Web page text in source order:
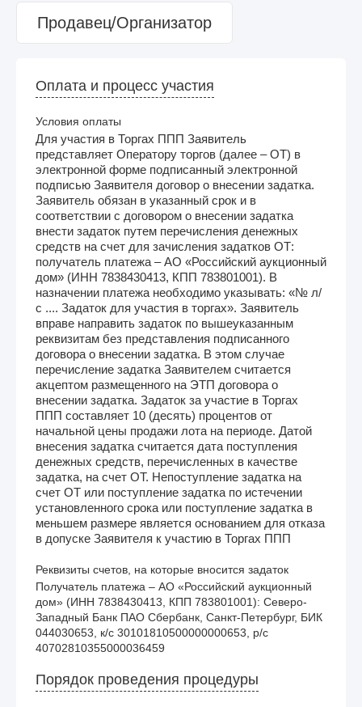
Продавец/Организатор
Оплата и процесс участия
Условия оплаты
Для участия в Торгах ППП Заявитель
представляет Оператору торгов (далее – ОТ) в
электронной форме подписанный электронной
подписью Заявителя договор о внесении задатка.
Заявитель обязан в указанный срок и в
соответствии с договором о внесении задатка
внести задаток путем перечисления денежных
средств на счет для зачисления задатков ОТ:
получатель платежа – АО «Российский аукционный
дом» (ИНН 7838430413, КПП 783801001). В
назначении платежа необходимо указывать: «№ л/
с .... Задаток для участия в торгах». Заявитель
вправе направить задаток по вышеуказанным
реквизитам без представления подписанного
договора о внесении задатка. В этом случае
перечисление задатка Заявителем считается
акцептом размещенного на ЭТП договора о
внесении задатка. Задаток за участие в Торгах
ППП составляет 10 (десять) процентов от
начальной цены продажи лота на периоде. Датой
внесения задатка считается дата поступления
денежных средств, перечисленных в качестве
задатка, на счет ОТ. Непоступление задатка на
счет ОТ или поступление задатка по истечении
установленного срока или поступление задатка в
меньшем размере является основанием для отказа
в допуске Заявителя к участию в Торгах ППП
Реквизиты счетов, на которые вносится задаток
Получатель платежа – АО «Российский аукционный
дом» (ИНН 7838430413, КПП 783801001): Северо-
Западный Банк ПАО Сбербанк, Санкт-Петербург, БИК
044030653, к/с 30101810500000000653, р/с
40702810355000036459
Порядок проведения процедуры